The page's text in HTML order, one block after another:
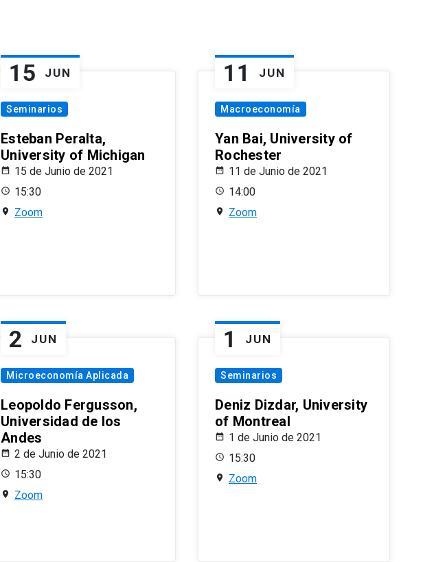
15 JUN
Seminarios
Esteban Peralta,
University of Michigan
15 de Junio de 2021
15:30
Zoom
11 JUN
Macroeconomía
Yan Bai, University of
Rochester
11 de Junio de 2021
14:00
Zoom
2 JUN
Microeconomía Aplicada
Leopoldo Fergusson,
Universidad de los
Andes
2 de Junio de 2021
15:30
Zoom
1 JUN
Seminarios
Deniz Dizdar, University
of Montreal
1 de Junio de 2021
15:30
Zoom